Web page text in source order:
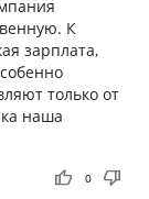
К
зарплата,
только от
наша
thumb_up thumb_down
0